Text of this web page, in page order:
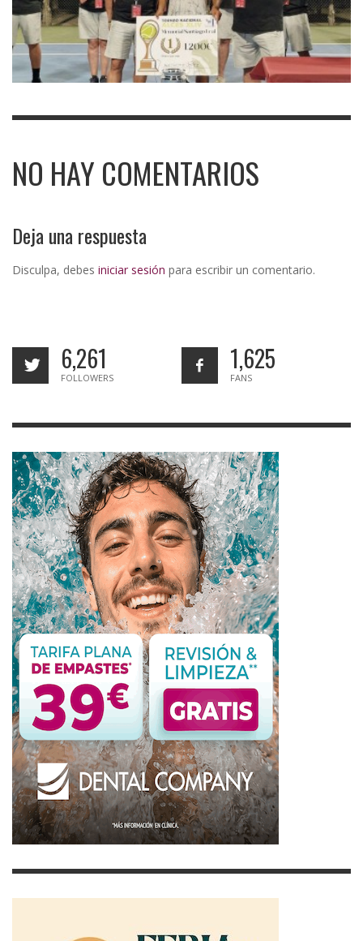
NO HAY COMENTARIOS
Deja una respuesta
Disculpa, debes iniciar sesión para escribir un comentario.
6,261
FOLLOWERS
1,625
FANS